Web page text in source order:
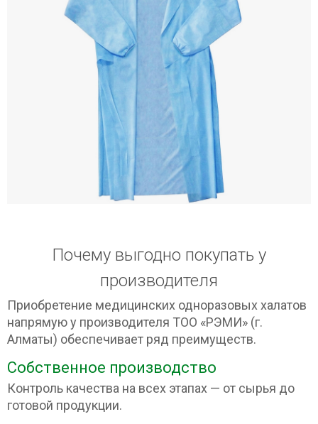
Почему выгодно покупать у
производителя
Приобретение медицинских одноразовых халатов
напрямую у производителя ТОО «РЭМИ» (г.
Алматы) обеспечивает ряд преимуществ.
Собственное производство
Контроль качества на всех этапах — от сырья до
готовой продукции.